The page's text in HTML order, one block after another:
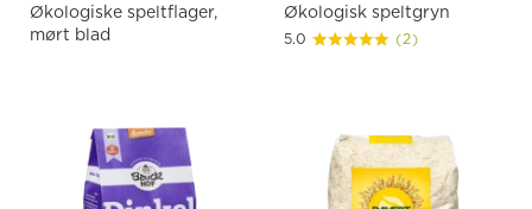
Økologiske speltflager,
mørt blad
Økologisk speltgryn
5.0 (2)